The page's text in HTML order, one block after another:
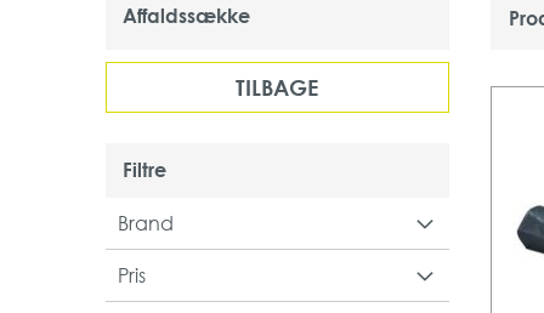
Affaldssække
TILBAGE
Filtre
Brand
Pris